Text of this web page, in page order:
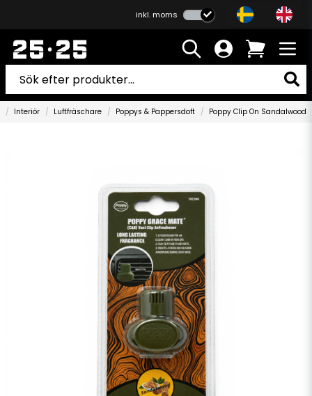
inkl. moms
Interiör Luftfräschare Poppys & Pappersdoft Poppy Clip On Sandalwood